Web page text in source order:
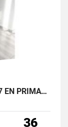
SE ARRIENDA APARTAMENTO PISO 17 EN PRIMAVERA 6-39 PUENTE ARANDA
36